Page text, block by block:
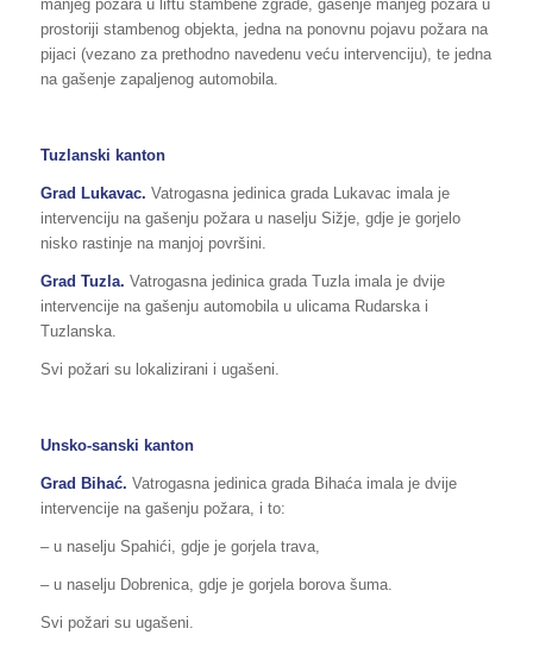
manjeg požara u liftu stambene zgrade, gašenje manjeg požara u
prostoriji stambenog objekta, jedna na ponovnu pojavu požara na
pijaci (vezano za prethodno navedenu veću intervenciju), te jedna
na gašenje zapaljenog automobila.
Tuzlanski kanton
Grad Lukavac. Vatrogasna jedinica grada Lukavac imala je
intervenciju na gašenju požara u naselju Sižje, gdje je gorjelo
nisko rastinje na manjoj površini.
Grad Tuzla. Vatrogasna jedinica grada Tuzla imala je dvije
intervencije na gašenju automobila u ulicama Rudarska i
Tuzlanska.
Svi požari su lokalizirani i ugašeni.
Unsko-sanski kanton
Grad Bihać. Vatrogasna jedinica grada Bihaća imala je dvije
intervencije na gašenju požara, i to:
– u naselju Spahići, gdje je gorjela trava,
– u naselju Dobrenica, gdje je gorjela borova šuma.
Svi požari su ugašeni.